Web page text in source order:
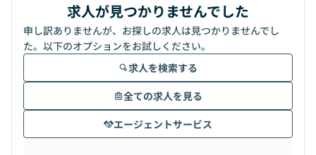
求人が見つかりませんでした
申し訳ありませんが、お探しの求人は見つかりませんでし
た。以下のオプションをお試しください。
求人を検索する
全ての求人を見る
エージェントサービス